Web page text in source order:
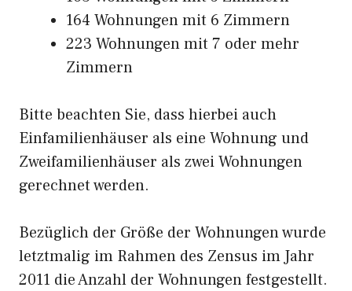
164 Wohnungen mit 6 Zimmern
223 Wohnungen mit 7 oder mehr
Zimmern
Bitte beachten Sie, dass hierbei auch
Einfamilienhäuser als eine Wohnung und
Zweifamilienhäuser als zwei Wohnungen
gerechnet werden.
Bezüglich der Größe der Wohnungen wurde
letztmalig im Rahmen des Zensus im Jahr
2011 die Anzahl der Wohnungen festgestellt.